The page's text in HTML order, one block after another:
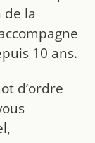
de la
10 ans.
d’ordre